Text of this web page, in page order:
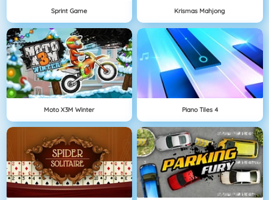
Sprint Game Krismas Mahjong
Moto X3M Winter Piano Tiles 4